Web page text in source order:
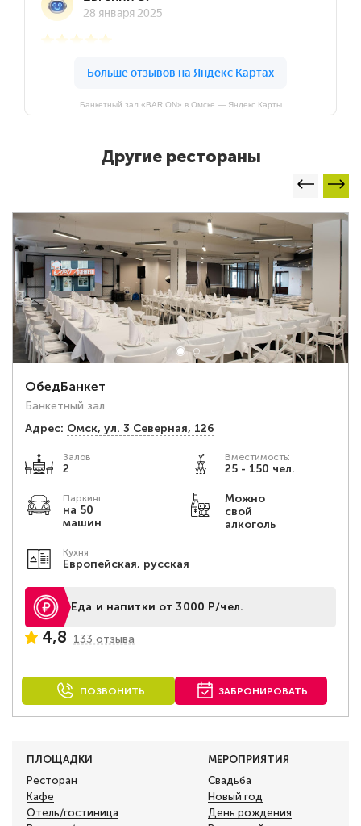
Банкетный зал «BAR ON» в Омске — Яндекс Карты
Другие рестораны
ОбедБанкет
Банкетный зал
Адрес: Омск, ул. 3 Северная, 126
Залов
2
Вместимость:
25 - 150 чел.
Паркинг
на 50
машин
Можно
свой
алкоголь
Кухня
Европейская, русская
Еда и напитки от 3000 Р/чел.
4,8 133 отзыва
ПОЗВОНИТЬ ЗАБРОНИРОВАТЬ
ПЛОЩАДКИ
Ресторан
Кафе
Отель/гостиница
МЕРОПРИЯТИЯ
Свадьба
Новый год
День рождения